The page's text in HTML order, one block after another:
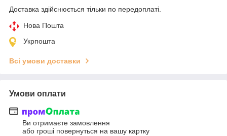
Доставка здійснюється тільки по передоплаті.
Нова Пошта
Укрпошта
Всі умови доставки
Умови оплати
Ви отримаєте замовлення
або гроші повернуться на вашу картку